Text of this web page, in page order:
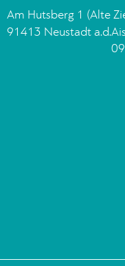
Am Hutsberg 1 (Alte
91413 Neustadt